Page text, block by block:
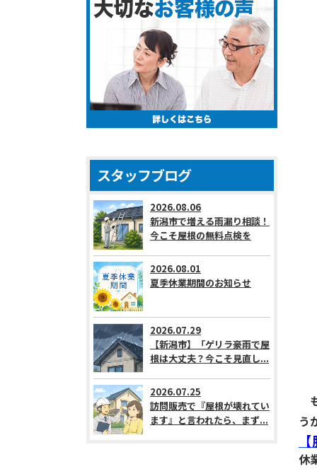
う
休
スタッフブログ
2026.08.06
新潟市で増える雨漏り相談！
今こそ屋根の無料点検を
2026.08.01
夏季休業期間のお知らせ
2026.07.29
【新潟市】「ゲリラ豪雨で屋
根は大丈夫？今こそ見直し...
2026.07.25
訪問販売で『屋根が壊れてい
ます』と言われたら、まず...